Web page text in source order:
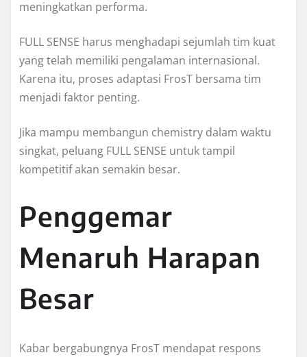
meningkatkan performa.
FULL SENSE harus menghadapi sejumlah tim kuat
yang telah memiliki pengalaman internasional.
Karena itu, proses adaptasi FrosT bersama tim
menjadi faktor penting.
Jika mampu membangun chemistry dalam waktu
singkat, peluang FULL SENSE untuk tampil
kompetitif akan semakin besar.
Penggemar
Menaruh Harapan
Besar
Kabar bergabungnya FrosT mendapat respons